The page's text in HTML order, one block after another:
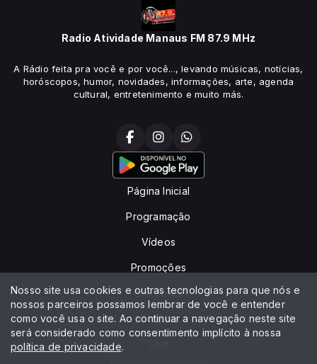
Radio Atividade Manaus FM 87.9 MHz
A Rádio feita pra você e por você..., levando músicas, notícias,
horóscopos, humor, novidades, informações, arte, agenda
cultural, entretenimento e muito más.
Página Inicial
Programação
Vídeos
Promoções
Locutores
Contato
Nosso site usa cookies e outras tecnologias para que nós e
nossos parceiros possamos lembrar de você e entender
como você usa o site. Ao continuar a navegação neste site
será considerado como consentimento implícito à nossa
política de privacidade.